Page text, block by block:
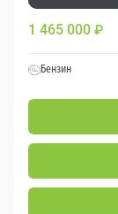
1 465 000 ₽
Бензин